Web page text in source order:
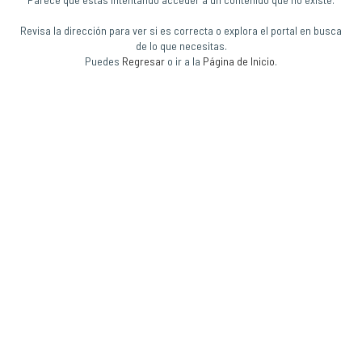
Revisa la dirección para ver si es correcta o explora el portal en busca
de lo que necesitas.
Puedes Regresar o ir a la Página de Inicio.